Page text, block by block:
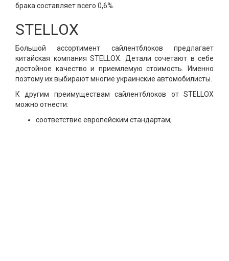
брака составляет всего 0,6%.
STELLOX
Большой ассортимент сайлентблоков предлагает
китайская компания STELLOX. Детали сочетают в себе
достойное качество и приемлемую стоимость. Именно
поэтому их выбирают многие украинские автомобилисты.
К другим преимуществам сайлентблоков от STELLOX
можно отнести:
соответствие европейским стандартам;